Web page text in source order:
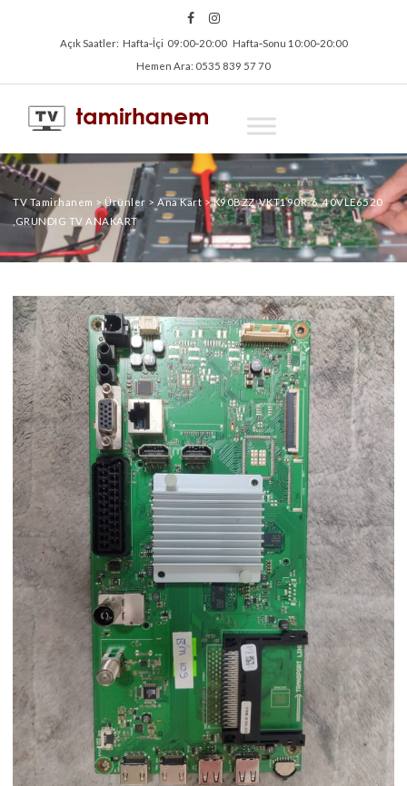
Açık Saatler: Hafta‑İçi 09:00‑20:00 Hafta‑Sonu 10:00‑20:00
Hemen Ara: 0535 839 57 70
TV Tamirhanem > Ürünler > Ana Kart>K90BZZ ,VKT190R-6 ,40VLE6520
,GRUNDIG TV ANAKART